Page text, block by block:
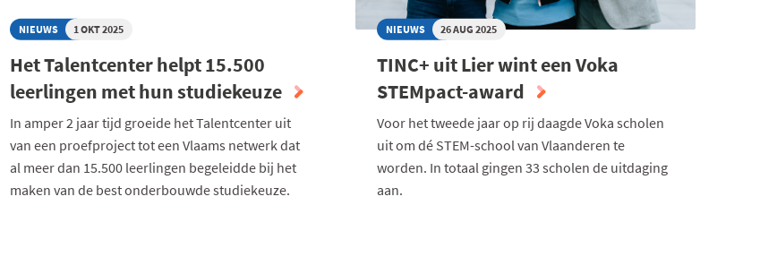
NIEUWS 1 OKT 2025
Het Talentcenter helpt 15.500
leerlingen met hun studiekeuze
In amper 2 jaar tijd groeide het Talentcenter uit
van een proefproject tot een Vlaams netwerk dat
al meer dan 15.500 leerlingen begeleidde bij het
maken van de best onderbouwde studiekeuze.
NIEUWS 26 AUG 2025
TINC+ uit Lier wint een Voka
STEMpact-award
Voor het tweede jaar op rij daagde Voka scholen
uit om dé STEM-school van Vlaanderen te
worden. In totaal gingen 33 scholen de uitdaging
aan.